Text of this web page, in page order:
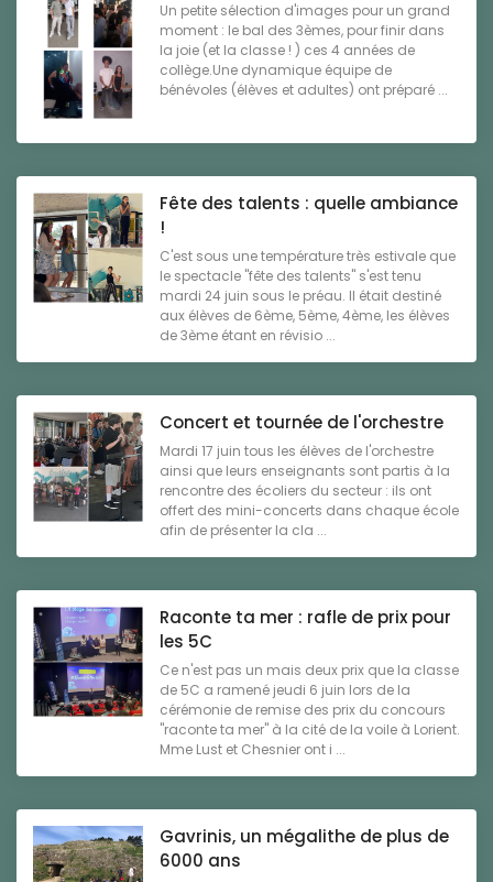
Un petite sélection d'images pour un grand
moment : le bal des 3èmes, pour finir dans
la joie (et la classe ! ) ces 4 années de
collège.Une dynamique équipe de
bénévoles (élèves et adultes) ont préparé ...
Fête des talents : quelle ambiance
!
C'est sous une température très estivale que
le spectacle "fête des talents" s'est tenu
mardi 24 juin sous le préau. Il était destiné
aux élèves de 6ème, 5ème, 4ème, les élèves
de 3ème étant en révisio ...
Concert et tournée de l'orchestre
Mardi 17 juin tous les élèves de l'orchestre
ainsi que leurs enseignants sont partis à la
rencontre des écoliers du secteur : ils ont
offert des mini-concerts dans chaque école
afin de présenter la cla ...
Raconte ta mer : rafle de prix pour
les 5C
Ce n'est pas un mais deux prix que la classe
de 5C a ramené jeudi 6 juin lors de la
cérémonie de remise des prix du concours
"raconte ta mer" à la cité de la voile à Lorient.
Mme Lust et Chesnier ont i ...
Gavrinis, un mégalithe de plus de
6000 ans